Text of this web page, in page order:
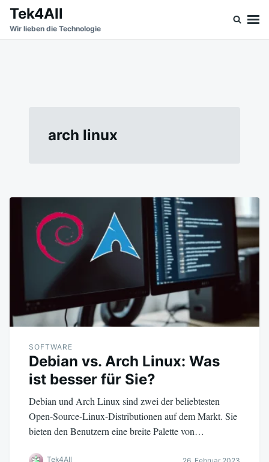
SkipSearch
for:
Tek4All
Wir lieben die Technologie
arch linux
SOFTWARE
Debian vs. Arch Linux: Was
ist besser für Sie?
Debian und Arch Linux sind zwei der beliebtesten
Open-Source-Linux-Distributionen auf dem Markt. Sie
bieten den Benutzern eine breite Palette von…
Tek4All